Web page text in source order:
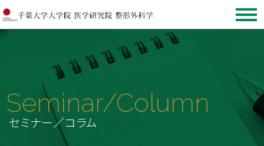
Seminar/Column
セミナー／コラム